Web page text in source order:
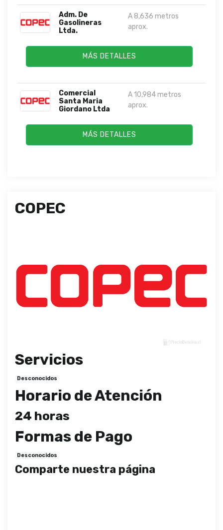
Adm. De
Gasolineras
Ltda.
A 8,636 metros
aprox.
MÁS DETALLES
Comercial
Santa Maria
Giordano Ltda
A 10,984 metros
aprox.
MÁS DETALLES
COPEC
Servicios
Desconocidos
Horario de Atención
24 horas
Formas de Pago
Desconocidos
Comparte nuestra página